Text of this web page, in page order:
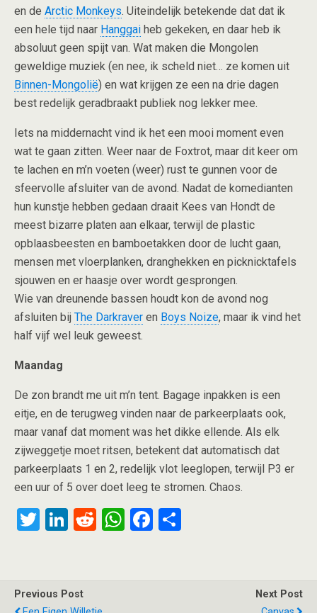
en de Arctic Monkeys. Uiteindelijk betekende dat dat ik
een hele tijd naar Hanggai heb gekeken, en daar heb ik
absoluut geen spijt van. Wat maken die Mongolen
geweldige muziek (en nee, ik scheld niet… ze komen uit
Binnen-Mongolië) en wat krijgen ze een na drie dagen
best redelijk geradbraakt publiek nog lekker mee.
Iets na middernacht vind ik het een mooi moment even
wat te gaan zitten. Weer naar de Foxtrot, maar dit keer om
te lachen en m’n voeten (weer) rust te gunnen voor de
sfeervolle afsluiter van de avond. Nadat de komedianten
hun kunstje hebben gedaan draait Kees van Hondt de
meest bizarre platen aan elkaar, terwijl de plastic
opblaasbeesten en bamboetakken door de lucht gaan,
mensen met vloerplanken, dranghekken en picknicktafels
sjouwen en er haasje over wordt gesprongen.
Wie van dreunende bassen houdt kon de avond nog
afsluiten bij The Darkraver en Boys Noize, maar ik vind het
half vijf wel leuk geweest.
Maandag
De zon brandt me uit m’n tent. Bagage inpakken is een
eitje, en de terugweg vinden naar de parkeerplaats ook,
maar vanaf dat moment was het dikke ellende. Als elk
zijweggetje moet ritsen, betekent dat automatisch dat
parkeerplaats 1 en 2, redelijk vlot leeglopen, terwijl P3 er
een uur of 5 over doet leeg te stromen. Chaos.
T
er
Li
dI
R
W F
Previous Post
Next Post